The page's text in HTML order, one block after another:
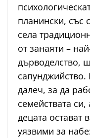
планински, със
села
от занаяти –
дърводелство,
сапунджийство.
далеч, за да
семействата
децата остават
уязвими за